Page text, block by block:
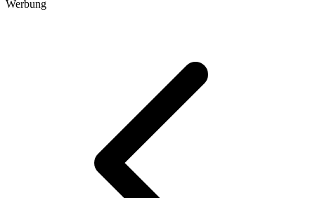
Werbung